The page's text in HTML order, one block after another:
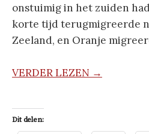
onstuimig in het zuiden
korte tijd terugmigreerde
Zeeland, en Oranje
VERDER LEZEN →
Dit delen: